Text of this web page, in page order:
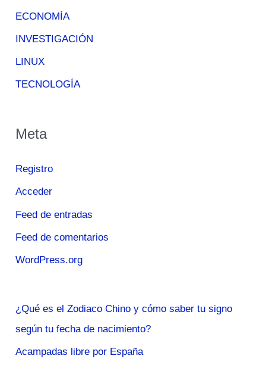
ECONOMÍA
INVESTIGACIÓN
LINUX
TECNOLOGÍA
Meta
Registro
Acceder
Feed de entradas
Feed de comentarios
WordPress.org
¿Qué es el Zodiaco Chino y cómo saber tu signo
según tu fecha de nacimiento?
Acampadas libre por España